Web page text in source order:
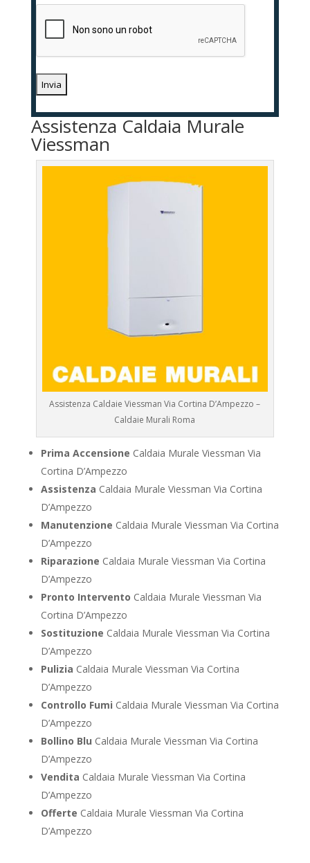
Assistenza Caldaia Murale
Viessman
Assistenza Caldaie Viessman Via Cortina D’Ampezzo –
Caldaie Murali Roma
Prima Accensione Caldaia Murale Viessman Via
Cortina D’Ampezzo
Assistenza Caldaia Murale Viessman Via Cortina
D’Ampezzo
Manutenzione Caldaia Murale Viessman Via Cortina
D’Ampezzo
Riparazione Caldaia Murale Viessman Via Cortina
D’Ampezzo
Pronto Intervento Caldaia Murale Viessman Via
Cortina D’Ampezzo
Sostituzione Caldaia Murale Viessman Via Cortina
D’Ampezzo
Pulizia Caldaia Murale Viessman Via Cortina
D’Ampezzo
Controllo Fumi Caldaia Murale Viessman Via Cortina
D’Ampezzo
Bollino Blu Caldaia Murale Viessman Via Cortina
D’Ampezzo
Vendita Caldaia Murale Viessman Via Cortina
D’Ampezzo
Offerte Caldaia Murale Viessman Via Cortina
D’Ampezzo